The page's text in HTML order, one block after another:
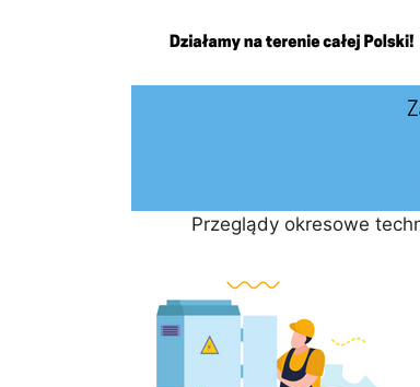
Przeglądy okresowe